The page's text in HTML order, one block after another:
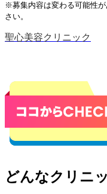
※募集内容は変わる可能性
さい。
聖心美容クリニック
どんなクリニ